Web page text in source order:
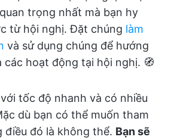
trọng nhất mà bạn hy
từ hội nghị. Đặt chúng làm
và sử dụng chúng để hướng
các hoạt động tại hội nghị. 🧭
tốc độ nhanh và có nhiều
dù bạn có thể muốn tham
điều đó là không thể. Bạn sẽ